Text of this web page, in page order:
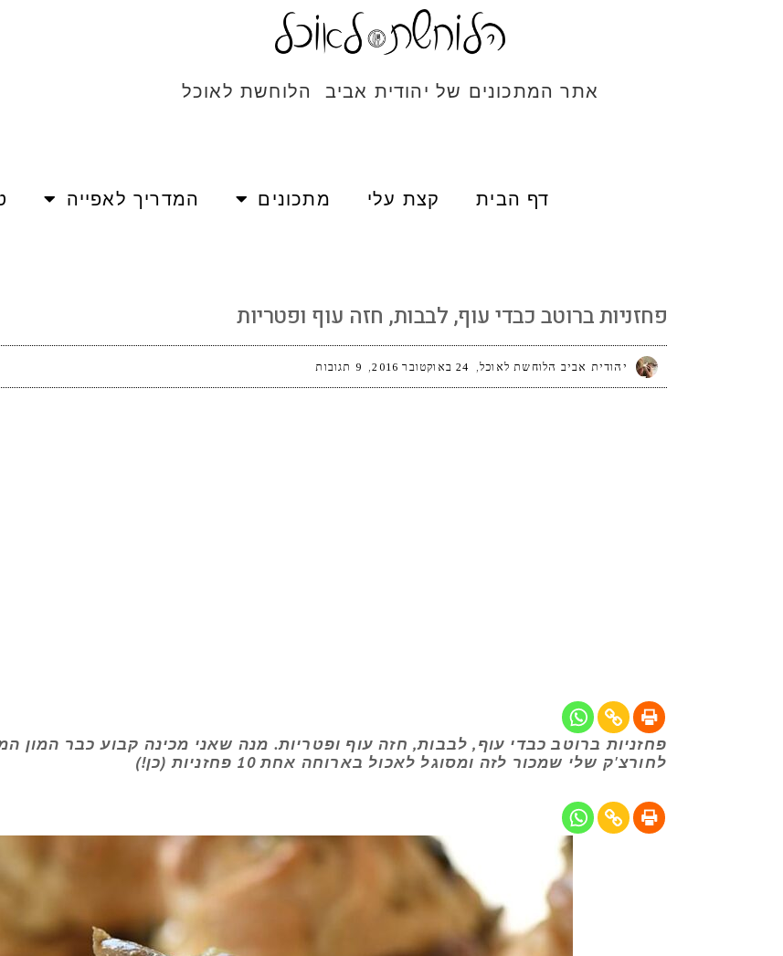
אתר המתכונים של יהודית אביב הלוחשת לאוכל
דף הבית קצת עלי מתכונים המדריך לאפייה
פחזניות ברוטב כבדי עוף, לבבות, חזה עוף ופטריות
יהודית אביב הלוחשת לאוכל 24 באוקטובר 2016 9 תגובות
פחזניות ברוטב כבדי עוף, לבבות, חזה עוף ופטריות. מנה שאני מכינה קבוע כבר המון
לחורצ'ק שלי שמכור לזה ומסוגל לאכול בארוחה אחת 10 פחזניות (כן!)